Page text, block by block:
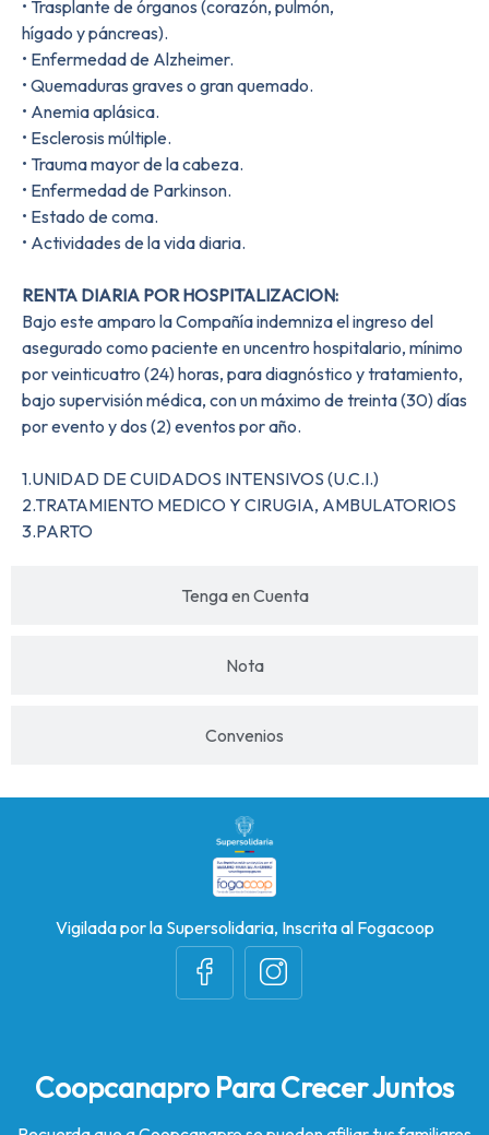
• Trasplante de órganos (corazón, pulmón,
hígado y páncreas).
• Enfermedad de Alzheimer.
• Quemaduras graves o gran quemado.
• Anemia aplásica.
• Esclerosis múltiple.
• Trauma mayor de la cabeza.
• Enfermedad de Parkinson.
• Estado de coma.
• Actividades de la vida diaria.
RENTA DIARIA POR HOSPITALIZACION:
Bajo este amparo la Compañía indemniza el ingreso del
asegurado como paciente en uncentro hospitalario, mínimo
por veinticuatro (24) horas, para diagnóstico y tratamiento,
bajo supervisión médica, con un máximo de treinta (30) días
por evento y dos (2) eventos por año.
1.UNIDAD DE CUIDADOS INTENSIVOS (U.C.I.)
2.TRATAMIENTO MEDICO Y CIRUGIA, AMBULATORIOS
3.PARTO
Tenga en Cuenta
Nota
Convenios
Vigilada por la Supersolidaria, Inscrita al Fogacoop
Coopcanapro Para Crecer Juntos